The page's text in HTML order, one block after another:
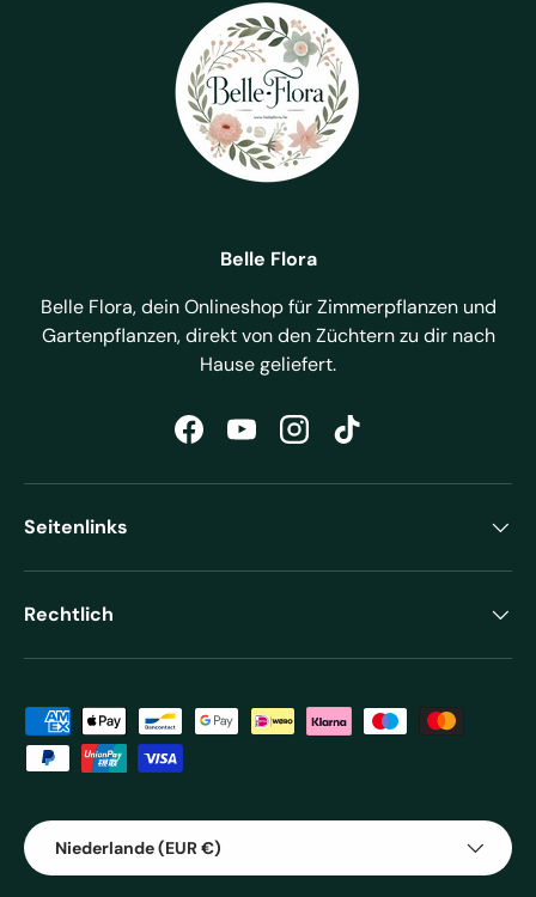
Belle Flora
Belle Flora, dein Onlineshop für Zimmerpflanzen und
Gartenpflanzen, direkt von den Züchtern zu dir nach
Hause geliefert.
FacebookYouTubeInstagramTikTok
Seitenlinks
Rechtlich
Zahlungsmethoden
Land/Region
Niederlande (EUR €)